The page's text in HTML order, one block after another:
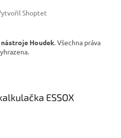
Shoptet
nástroje Houdek. Všechna práva
ESSOX